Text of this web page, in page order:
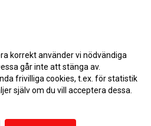
korrekt använder vi nödvändiga
går inte att stänga av.
frivilliga cookies, t.ex. för statistik
själv om du vill acceptera dessa.